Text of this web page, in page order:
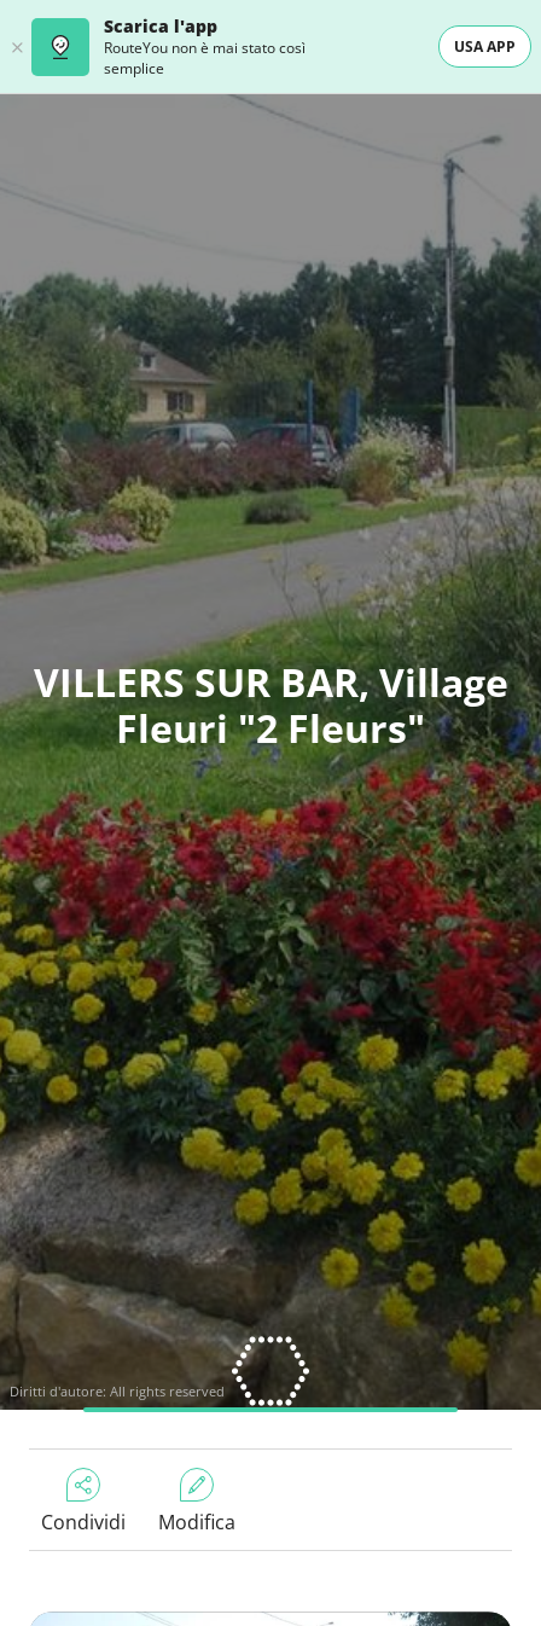
Scarica l'app
RouteYou non è mai stato così
semplice
USA APP
VILLERS SUR BAR, Village
Fleuri "2 Fleurs"
Diritti d'autore: All rights reserved
Condividi Modifica